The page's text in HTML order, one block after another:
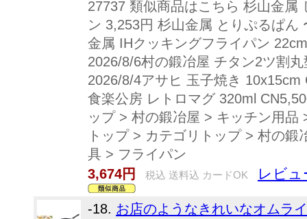
27737 類似商品はこちら 杉山金属
ン 3,253円 杉山金属 とりぷるぱん
金属 IHクッキングフライパン
2026/8/6村の鍛冶屋 チタン2ツ割
2026/8/4アサヒ 玉子焼き
食楽公房 レトロマグ 320ml
ップ > 村の鍛冶屋 > キッチン用
トップ > カテゴリトップ > 村の
具 > フライパン
3,674円
税込 送料込 カードOK レビュ
-18. お店のようなきれいなオムラ